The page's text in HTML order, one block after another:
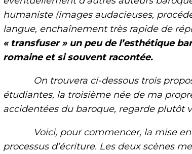
humaniste (images audacieuses,
langue, enchaînement très rapide de
« transfuser » un peu de l’esthétique
romaine et si souvent racontée.
On trouvera ci-dessous trois
étudiantes, la troisième née de ma
accidentées du baroque, regarde plutôt
Voici, pour commencer, la mise en
processus d’écriture. Les deux scènes